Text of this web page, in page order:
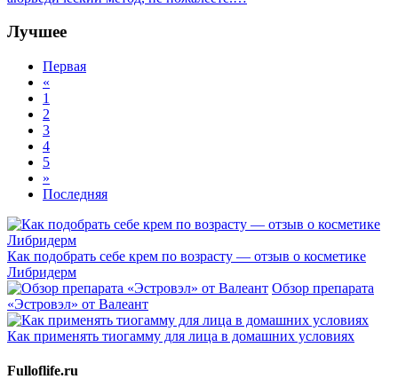
Лучшее
Первая
«
1
2
3
4
5
»
Последняя
Как подобрать себе крем по возрасту — отзыв о косметике
Либридерм
Обзор препарата
«Эстровэл» от Валеант
Как применять тиогамму для лица в домашних условиях
Fulloflife.ru